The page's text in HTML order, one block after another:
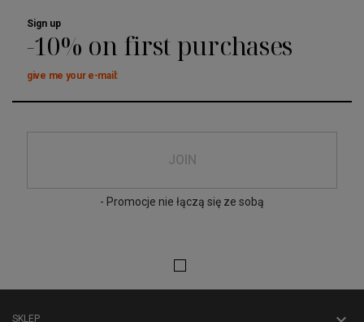
Sign up
-10% on first purchases
give me your e-mail:
JOIN
- Promocje nie łączą się ze sobą
SKLEP